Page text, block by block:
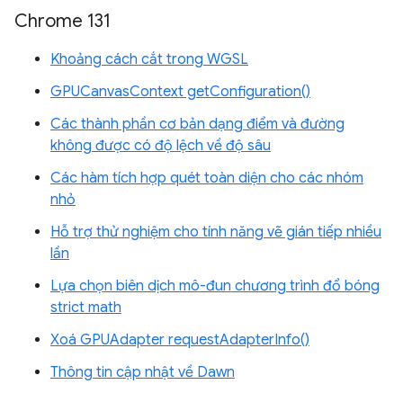
Chrome 131
Khoảng cách cắt trong WGSL
GPUCanvasContext getConfiguration()
Các thành phần cơ bản dạng điểm và đường
không được có độ lệch về độ sâu
Các hàm tích hợp quét toàn diện cho các nhóm
nhỏ
Hỗ trợ thử nghiệm cho tính năng vẽ gián tiếp nhiều
lần
Lựa chọn biên dịch mô-đun chương trình đổ bóng
strict math
Xoá GPUAdapter requestAdapterInfo()
Thông tin cập nhật về Dawn